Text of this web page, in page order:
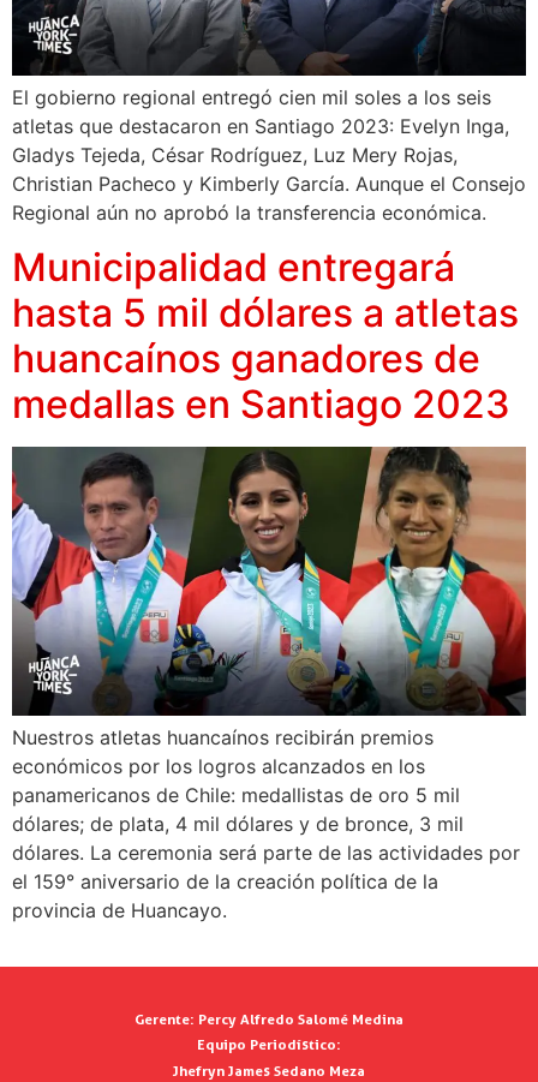
El gobierno regional entregó cien mil soles a los seis
atletas que destacaron en Santiago 2023: Evelyn Inga,
Gladys Tejeda, César Rodríguez, Luz Mery Rojas,
Christian Pacheco y Kimberly García. Aunque el Consejo
Regional aún no aprobó la transferencia económica.
Municipalidad entregará
hasta 5 mil dólares a atletas
huancaínos ganadores de
medallas en Santiago 2023
Nuestros atletas huancaínos recibirán premios
económicos por los logros alcanzados en los
panamericanos de Chile: medallistas de oro 5 mil
dólares; de plata, 4 mil dólares y de bronce, 3 mil
dólares. La ceremonia será parte de las actividades por
el 159° aniversario de la creación política de la
provincia de Huancayo.
Gerente: Percy Alfredo Salomé Medina
Equipo Periodístico:
Jhefryn James Sedano Meza